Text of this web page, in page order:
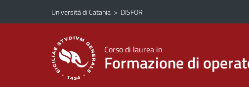
Vai al contenuto principale
Vai al menu di navigazione
Università di Catania > DISFOR
Corso di laurea in
Formazione di